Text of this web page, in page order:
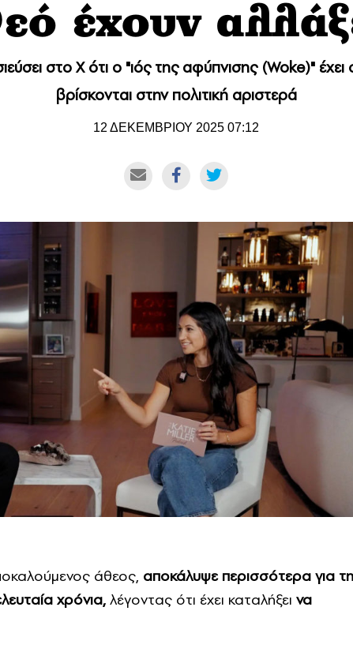
έχουν
στο X ότι ο "ιός της αφύπνισης (Woke)"
βρίσκονται στην πολιτική αριστερά
12 ΔΕΚΕΜΒΡΙΟΥ 2025 07:12
άθεος, αποκάλυψε περισσότερα για
χρόνια, λέγοντας ότι έχει καταλήξει να